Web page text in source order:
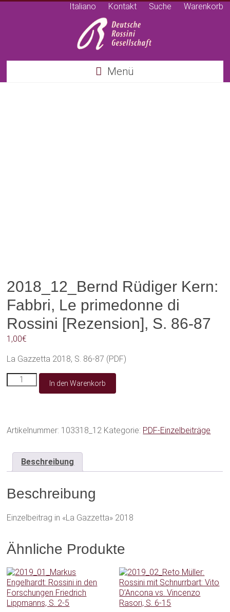
Italiano Kontakt Suche Warenkorb
Deutsche
Rossini
Menü
2018_12_Bernd Rüdiger Kern:
Fabbri, Le primedonne di
Rossini [Rezension], S. 86-87
1,00€
La Gazzetta 2018, S. 86-87 (PDF)
2018_12_Bernd
Rüdiger
primedonne
[Rezension],
S.
87
Menge
In den Warenkorb
Artikelnummer: 103318_12 Kategorie: PDF-Einzelbeiträge
Beschreibung
Beschreibung
Einzelbeitrag in «La Gazzetta» 2018
Ähnliche Produkte